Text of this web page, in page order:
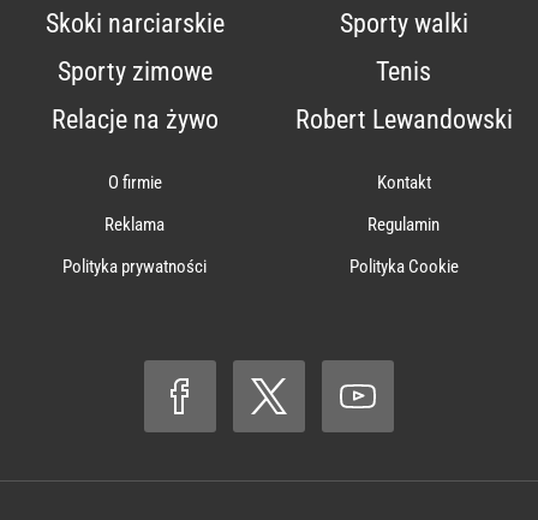
Skoki narciarskie
Sporty walki
Sporty zimowe
Tenis
Relacje na żywo
Robert Lewandowski
O firmie
Kontakt
Reklama
Regulamin
Polityka prywatności
Polityka Cookie